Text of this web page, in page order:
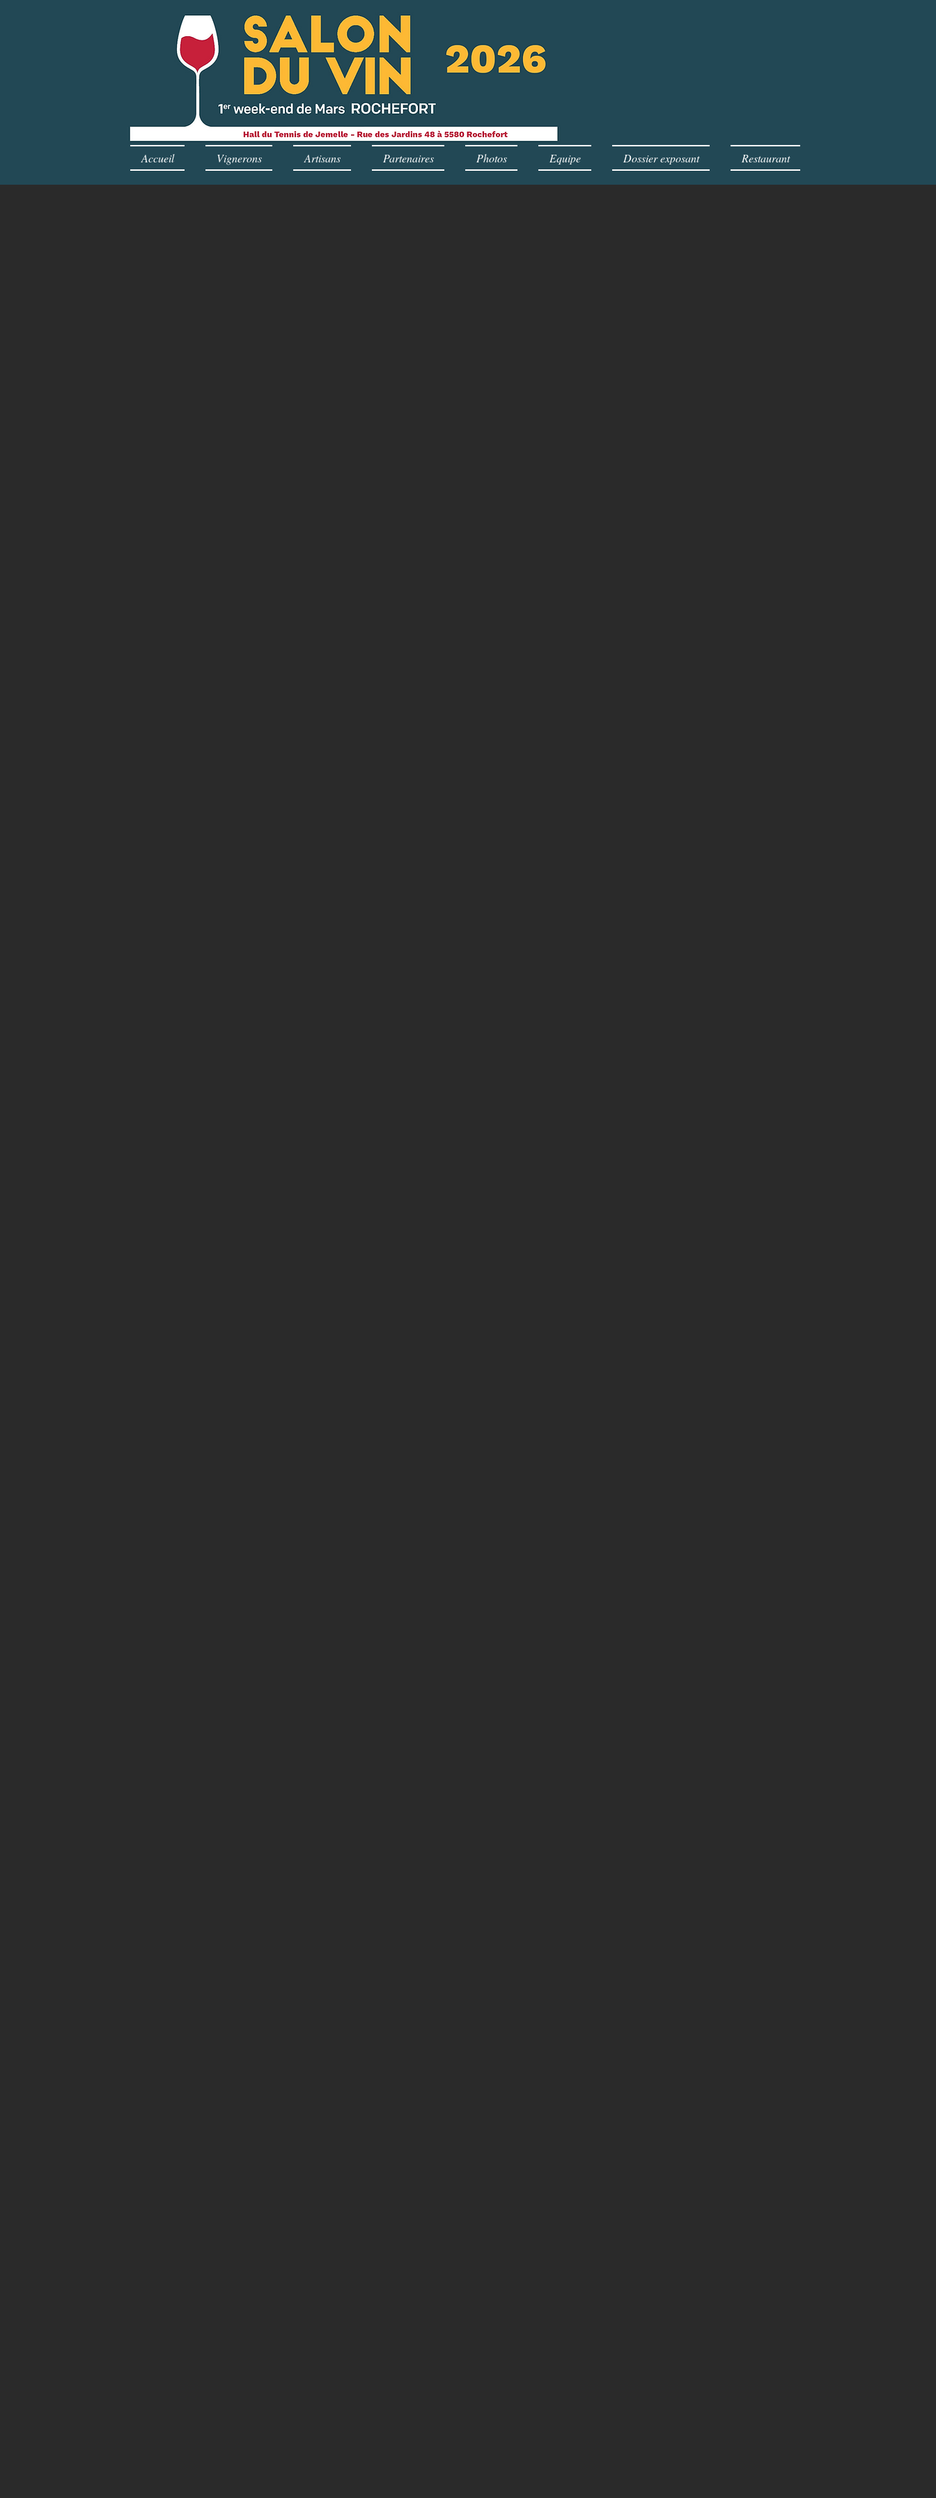
Accueil Vignerons Artisans Partenaires Photos Equipe Dossier exposant Restaurant